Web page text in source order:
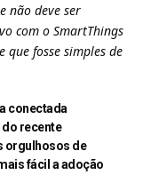
não deve ser
com o SmartThings
fosse simples de
conectada
do recente
orgulhosos de
fácil a adoção